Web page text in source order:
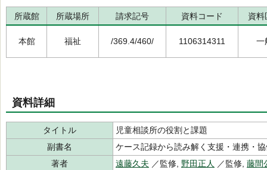
所蔵館 所蔵場所 請求記号 資料コード 資料
本館 福祉 /369.4/460/ 1106314311 一
資料詳細
タイトル
児童相談所の役割と課題
副書名
ケース記録から読み解く支援・連携・
著者
遠藤久夫 ／監修, 野田正人 ／監修, 藤間